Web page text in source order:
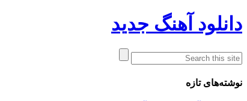
دانلود آهنگ جدید
نوشته‌های تازه